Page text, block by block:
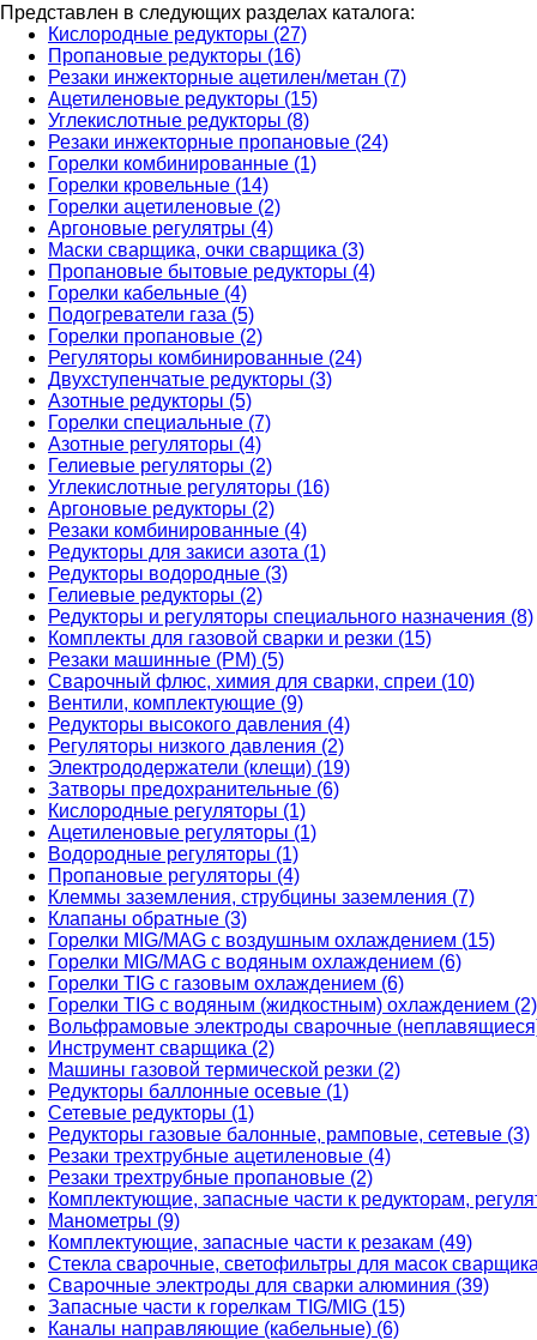
Представлен в следующих разделах каталога:
Кислородные редукторы (27)
Пропановые редукторы (16)
Резаки инжекторные ацетилен/метан (7)
Ацетиленовые редукторы (15)
Углекислотные редукторы (8)
Резаки инжекторные пропановые (24)
Горелки комбинированные (1)
Горелки кровельные (14)
Горелки ацетиленовые (2)
Аргоновые регулятры (4)
Маски сварщика, очки сварщика (3)
Пропановые бытовые редукторы (4)
Горелки кабельные (4)
Подогреватели газа (5)
Горелки пропановые (2)
Регуляторы комбинированные (24)
Двухступенчатые редукторы (3)
Азотные редукторы (5)
Горелки специальные (7)
Азотные регуляторы (4)
Гелиевые регуляторы (2)
Углекислотные регуляторы (16)
Аргоновые редукторы (2)
Резаки комбинированные (4)
Редукторы для закиси азота (1)
Редукторы водородные (3)
Гелиевые редукторы (2)
Редукторы и регуляторы специального назначения (8)
Комплекты для газовой сварки и резки (15)
Резаки машинные (РМ) (5)
Сварочный флюс, химия для сварки, спреи (10)
Вентили, комплектующие (9)
Редукторы высокого давления (4)
Регуляторы низкого давления (2)
Электрододержатели (клещи) (19)
Затворы предохранительные (6)
Кислородные регуляторы (1)
Ацетиленовые регуляторы (1)
Водородные регуляторы (1)
Пропановые регуляторы (4)
Клеммы заземления, струбцины заземления (7)
Клапаны обратные (3)
Горелки MIG/MAG с воздушным охлаждением (15)
Горелки MIG/MAG с водяным охлаждением (6)
Горелки TIG с газовым охлаждением (6)
Горелки TIG с водяным (жидкостным) охлаждением (2)
Вольфрамовые электроды сварочные
Инструмент сварщика (2)
Машины газовой термической резки (2)
Редукторы баллонные осевые (1)
Сетевые редукторы (1)
Редукторы газовые балонные, рамповые, сетевые (3)
Резаки трехтрубные ацетиленовые (4)
Резаки трехтрубные пропановые (2)
Комплектующие, запасные части к редукторам,
Манометры (9)
Комплектующие, запасные части к резакам (49)
Стекла сварочные, светофильтры для масок
Сварочные электроды для сварки алюминия (39)
Запасные части к горелкам TIG/MIG (15)
Каналы направляющие (кабельные) (6)